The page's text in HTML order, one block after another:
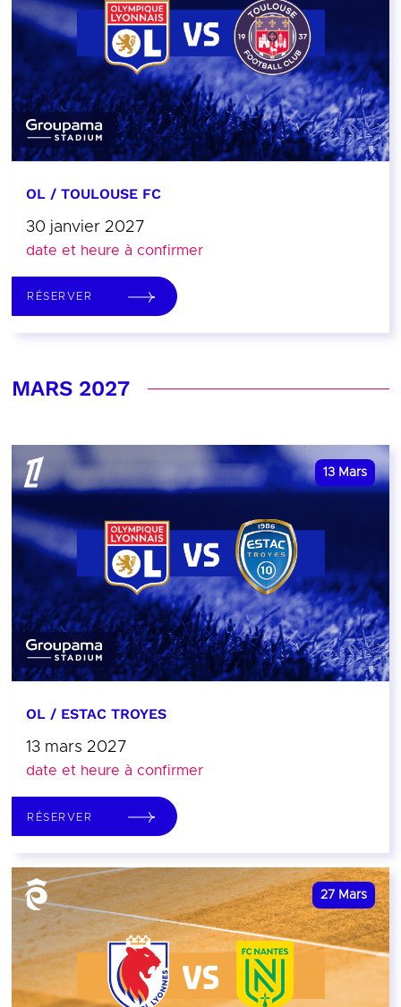
OL / TOULOUSE FC
30 janvier 2027
date et heure à confirmer
RÉSERVER
MARS 2027
13 Mars
OL / ESTAC TROYES
13 mars 2027
date et heure à confirmer
RÉSERVER
27 Mars